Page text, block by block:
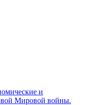
и
Мировой войны.